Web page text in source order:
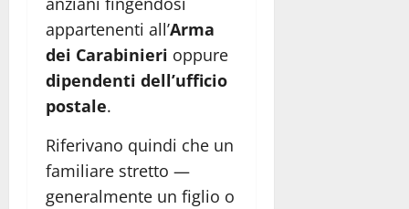
appartenenti all’Arma
dei Carabinieri oppure
dipendenti dell’ufficio
postale.
Riferivano quindi che un
familiare stretto —
generalmente un figlio o